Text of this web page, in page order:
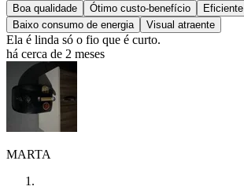
Boa qualidade Ótimo custo-benefício
Eficiente
Baixo consumo de energia
Visual atraente
Ela é linda só o fio que é curto.
há cerca de 2 meses
MARTA